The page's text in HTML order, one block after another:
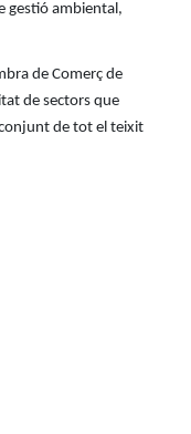
gestió ambiental,
de Comerç de
de sectors que
de tot el teixit